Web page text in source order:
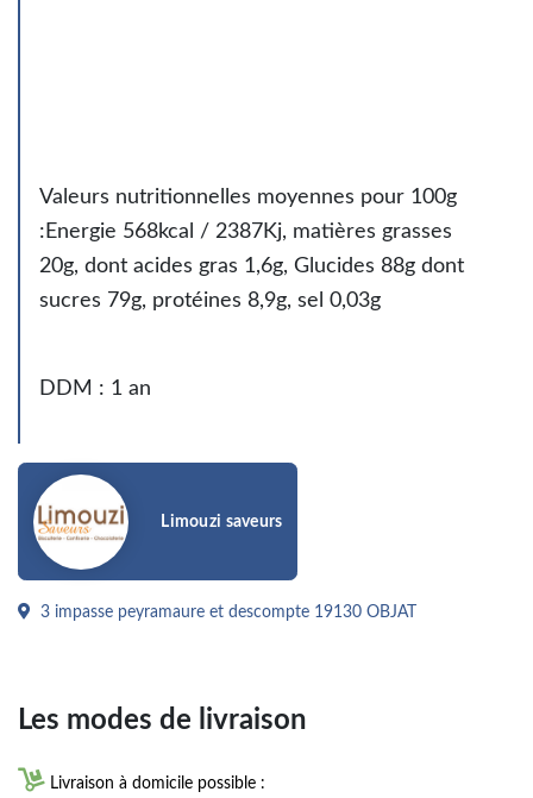
Valeurs nutritionnelles moyennes pour 100g
:Energie 568kcal / 2387Kj, matières grasses
20g, dont acides gras 1,6g, Glucides 88g dont
sucres 79g, protéines 8,9g, sel 0,03g
DDM : 1 an
Limouzi saveurs
3 impasse peyramaure et descompte 19130 OBJAT
Les modes de livraison
 Livraison à domicile possible :